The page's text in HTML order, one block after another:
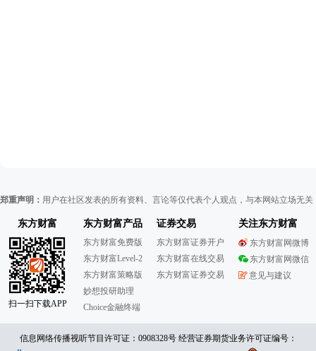
郑重声明： 用户在社区发表的所有资料、言论等仅代表个人观点，与本网站立场无
东方财富
扫一扫下载APP
东方财富产品
东方财富免费版
东方财富Level-2
东方财富策略版
妙想投研助理
Choice金融终端
证券交易
东方财富证券开户
东方财富在线交易
东方财富证券交易
关注东方财富
东方财富网微博
东方财富网微信
意见与建议
信息网络传播视听节目许可证：0908328号 经营证券期货业务许可证编号：